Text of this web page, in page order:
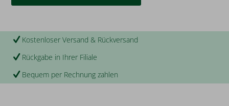
Kostenloser Versand & Rückversand
Rückgabe in Ihrer Filiale
Bequem per Rechnung zahlen